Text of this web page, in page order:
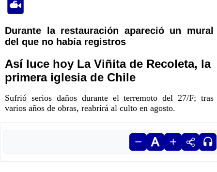
Durante la restauración apareció un mural
del que no había registros
Así luce hoy La Viñita de Recoleta, la
primera iglesia de Chile
Sufrió serios daños durante el terremoto del 27/F; tras
varios años de obras, reabrirá al culto en agosto.